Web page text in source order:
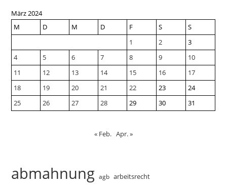
März 2024
M
D M D F S
S
1
2
3
4
5 6 7 8 9
10
11
12 13 14 15 16
17
18
19 20 21 22 23
24
25
26 27 28 29 30 31
« Feb. Apr. »
abmahnung agb arbeitsrecht